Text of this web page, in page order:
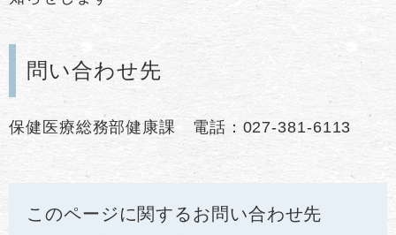
問い合わせ先
保健医療総務部健康課 電話：027-381-6113
このページに関するお問い合わせ先